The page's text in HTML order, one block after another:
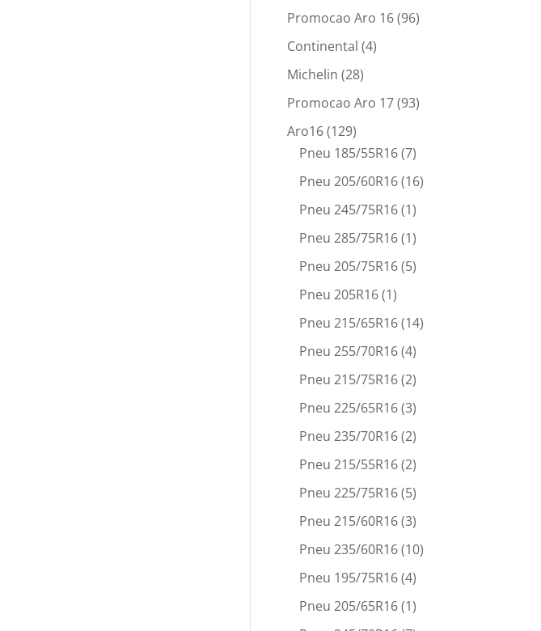
Promocao Aro 16(96)
Continental (4)
Michelin (28)
Promocao Aro 17(93)
Aro16(129)
Pneu 185/55R16(7)
Pneu 205/60R16(16)
Pneu 245/75R16(1)
Pneu 285/75R16(1)
Pneu 205/75R16(5)
Pneu 205R16(1)
Pneu 215/65R16(14)
Pneu 255/70R16(4)
Pneu 215/75R16(2)
Pneu 225/65R16(3)
Pneu 235/70R16(2)
Pneu 215/55R16(2)
Pneu 225/75R16(5)
Pneu 215/60R16(3)
Pneu 235/60R16(10)
Pneu 195/75R16(4)
Pneu 205/65R16(1)